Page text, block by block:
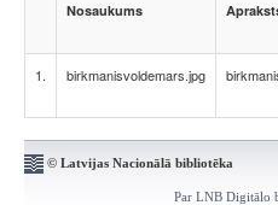
Nosaukums
1. birkmanisvoldemars.jpg
© Latvijas Nacionālā bibliotēka
Par LNB Digitālo